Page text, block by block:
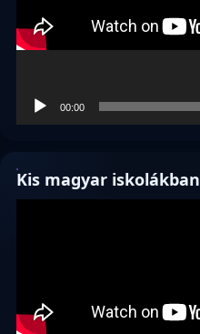
00:00
Kis magyar iskolákban